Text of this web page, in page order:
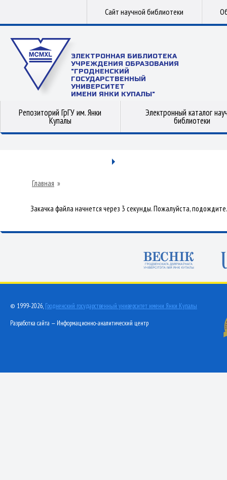
Сайт научной библиотеки
ЭЛЕКТРОННАЯ БИБЛИОТЕКА
УЧРЕЖДЕНИЯ ОБРАЗОВАНИЯ
"ГРОДНЕНСКИЙ
ГОСУДАРСТВЕННЫЙ
УНИВЕРСИТЕТ
ИМЕНИ ЯНКИ КУПАЛЫ"
Репозиторий ГрГУ им. Янки
Купалы
Электронный каталог
библиотеки
Главная »
Закачка файла начнется через 3 секунды. Пожалуйста, подождите.
© 1999-2026, Гродненский государственный университет имени Янки Купалы
Разработка сайта — Информационно-аналитический центр